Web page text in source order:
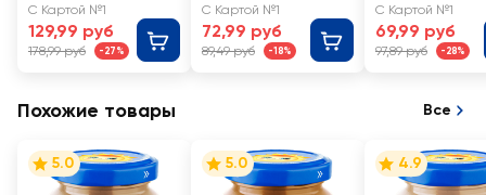
овощное с
семгой, с 8
месяцев
С Картой №1
129,99 руб
178,99 руб -27%
кабачок и
морковь, с 5
месяцев
С Картой №1
72,99 руб
89,49 руб -18%
Персик, с 4
месяцев
С Картой №1
69,99 руб
97,89 руб -28%
Похожие товары Все
5.0 5.0 4.9